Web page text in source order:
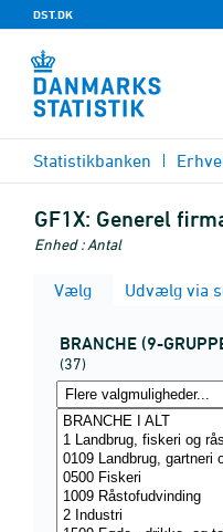
DST.DK
Statistikbanken
GF1X: Generel
Enhed : Antal
Vælg Udvælg via
BRANCHE (9-
(37)